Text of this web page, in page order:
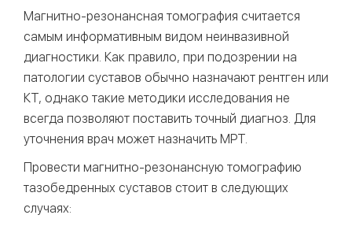
Магнитно-резонансная томография считается
самым информативным видом неинвазивной
диагностики. Как правило, при подозрении на
патологии суставов обычно назначают рентген или
КТ, однако такие методики исследования не
всегда позволяют поставить точный диагноз. Для
уточнения врач может назначить МРТ.
Провести магнитно-резонансную томографию
тазобедренных суставов стоит в следующих
случаях: